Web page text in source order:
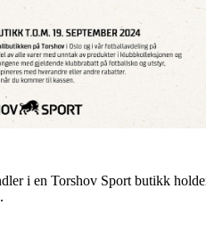
i en Torshov Sport butikk